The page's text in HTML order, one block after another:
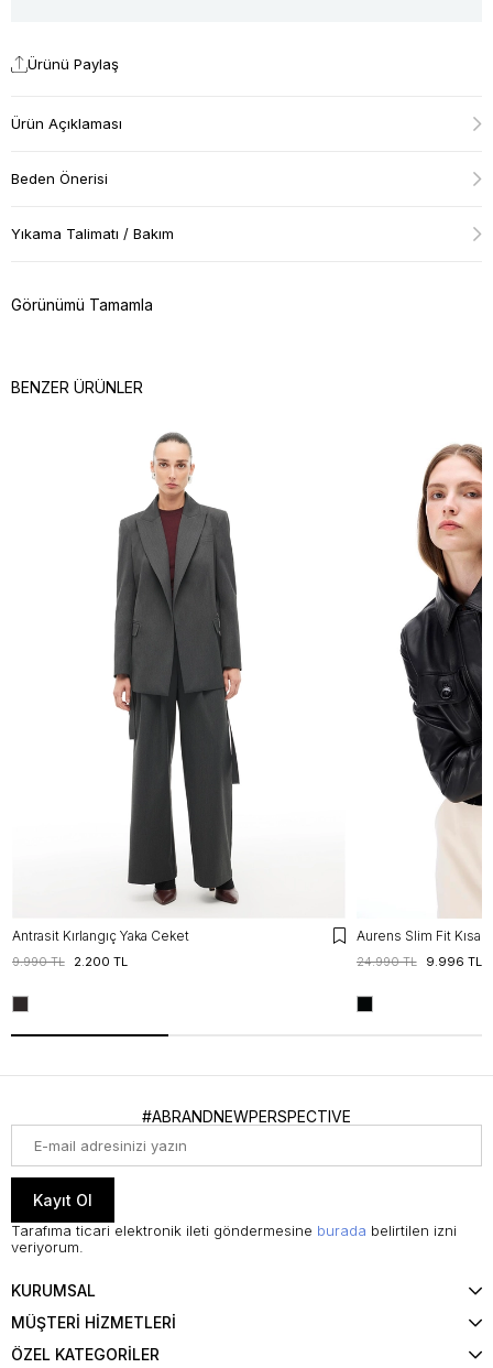
Ürünü Paylaş
Ürün Açıklaması
Beden Önerisi
Yıkama Talimatı / Bakım
BENZER ÜRÜNLER
Antrasit Kırlangıç Yaka Ceket
2.200 TL
9.990 TL 9.996 TL
24.990 TL
#ABRANDNEWPERSPECTIVE
Kayıt Ol
Tarafıma ticari elektronik ileti göndermesine burada belirtilen izni
veriyorum.
KURUMSAL
MÜŞTERİ HİZMETLERİ
ÖZEL KATEGORİLER